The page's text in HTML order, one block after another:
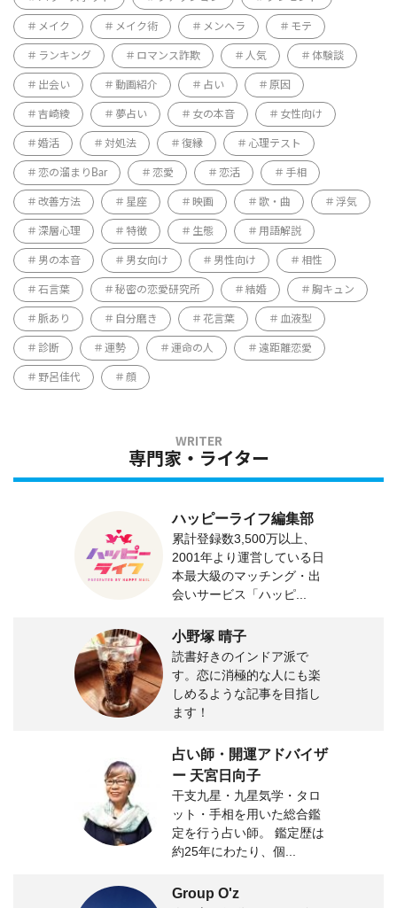
メイク メイク術 メンヘラ モテ
ランキング ロマンス詐欺 人気 体験談
出会い 動画紹介 占い 原因
吉崎綾 夢占い 女の本音 女性向け
婚活 対処法 復縁 心理テスト
恋の溜まりBar 恋愛 恋活 手相
改善方法 星座 映画 歌・曲 浮気
深層心理 特徴 生態 用語解説
男の本音 男女向け 男性向け 相性
石言葉 秘密の恋愛研究所 結婚 胸キュン
脈あり 自分磨き 花言葉 血液型
診断 運勢 運命の人 遠距離恋愛
野呂佳代 顔
専門家・ライター
ハッピーライフ編集部
累計登録数3,500万以上、
2001年より運営している日
本最大級のマッチング・出
会いサービス「ハッピ...
小野塚 晴子
読書好きのインドア派で
す。恋に消極的な人にも楽
しめるような記事を目指し
ます！
占い師・開運アドバイザ
ー 天宮日向子
干支九星・九星気学・タロ
ット・手相を用いた総合鑑
定を行う占い師。 鑑定歴は
約25年にわたり、個...
Group O'z